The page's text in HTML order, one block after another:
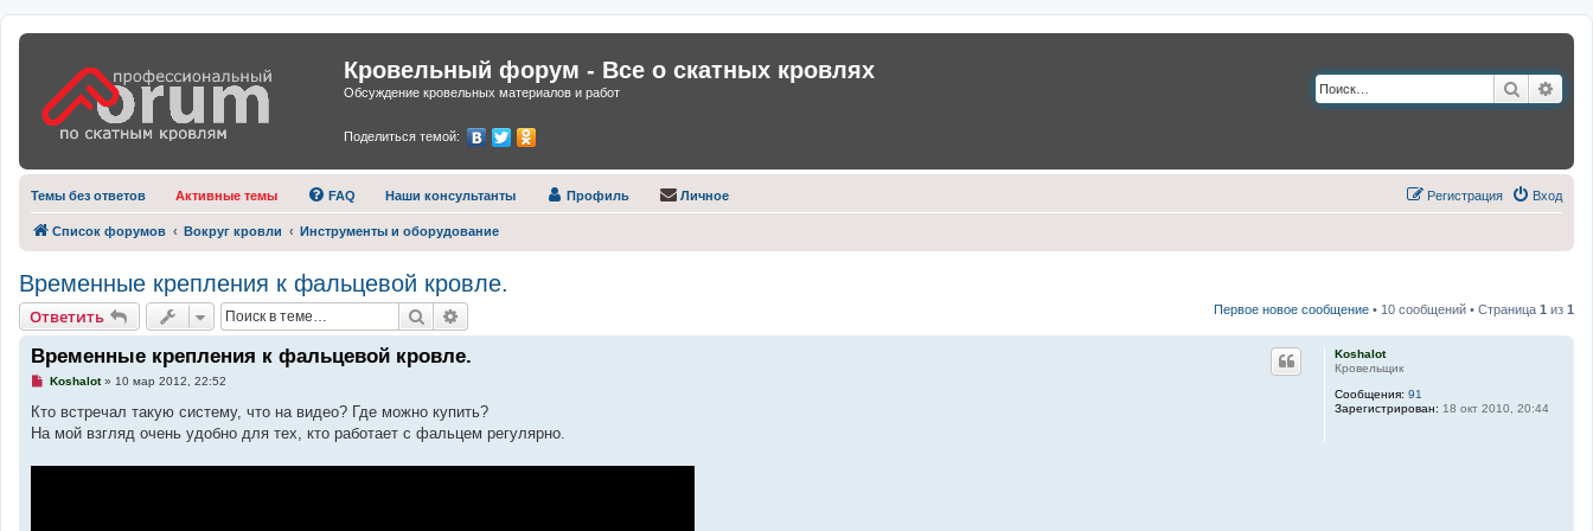
Кровельный форум - Все о скатных кровлях
Обсуждение кровельных материалов и работ
Поделиться темой:
Поиск
Темы без ответов Активные темы FAQ Наши консультанты Профиль Личное Вход
Регистрация
Список форумов Вокруг кровли Инструменты и оборудование
Временные крепления к фальцевой кровле.
Ответить Поиск Первое новое сообщение • 10 сообщений • Страница 1 из 1
Koshalot
Кровельщик
Сообщения: 91
Зарегистрирован: 18 окт 2010, 20:44
Временные крепления к фальцевой кровле.
Н
п
о
и
Koshalot» 10 мар 2012, 22:52
Кто встречал такую систему, что на видео? Где можно купить?
На мой взгляд очень удобно для тех, кто работает с фальцем регулярно.